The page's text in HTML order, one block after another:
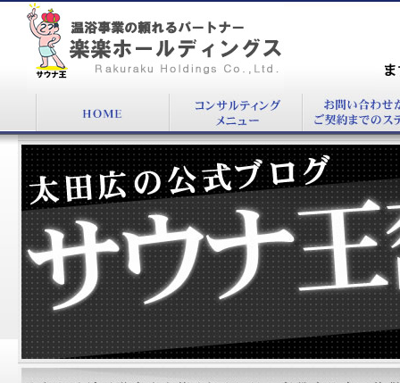
『一品の深化が繁盛店をつくる』：温浴施設コ
ンサルタント太田 広公式BLOG
00
太田広の公式ブログ：サウナ王奮戦記！